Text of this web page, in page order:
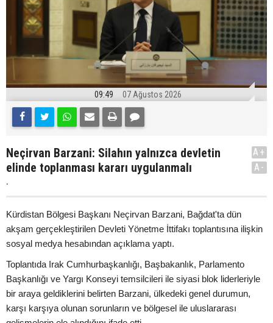
09:49 07 Ağustos 2026
Neçirvan Barzani: Silahın yalnızca devletin
elinde toplanması kararı uygulanmalı
.
A+
A-
Kürdistan Bölgesi Başkanı Neçirvan Barzani, Bağdat'ta dün
akşam gerçekleştirilen Devleti Yönetme İttifakı toplantısına ilişkin
sosyal medya hesabından açıklama yaptı.
Toplantıda Irak Cumhurbaşkanlığı, Başbakanlık, Parlamento
Başkanlığı ve Yargı Konseyi temsilcileri ile siyasi blok liderleriyle
bir araya geldiklerini belirten Barzani, ülkedeki genel durumun,
karşı karşıya olunan sorunların ve bölgesel ile uluslararası